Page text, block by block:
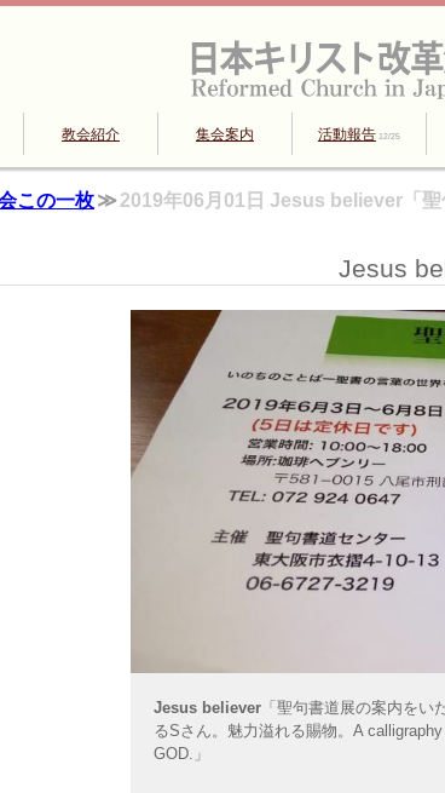
教会紹介 集会案内 活動報告 12/25
この一枚 2019年06月01日 Jesus believer「
Jesus
Jesus believer 「聖句書道展の案内を
るSさん。魅力溢れる賜物。A
GOD.」